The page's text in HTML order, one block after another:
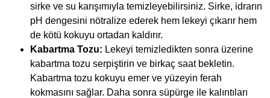
sirke ve su karışımıyla temizleyebilirsiniz. Sirke, idrarın
pH dengesini nötralize ederek hem lekeyi çıkarır hem
de kötü kokuyu ortadan kaldırır.
Kabartma Tozu: Lekeyi temizledikten sonra üzerine
kabartma tozu serpiştirin ve birkaç saat bekletin.
Kabartma tozu kokuyu emer ve yüzeyin ferah
kokmasını sağlar. Daha sonra süpürge ile kalıntıları